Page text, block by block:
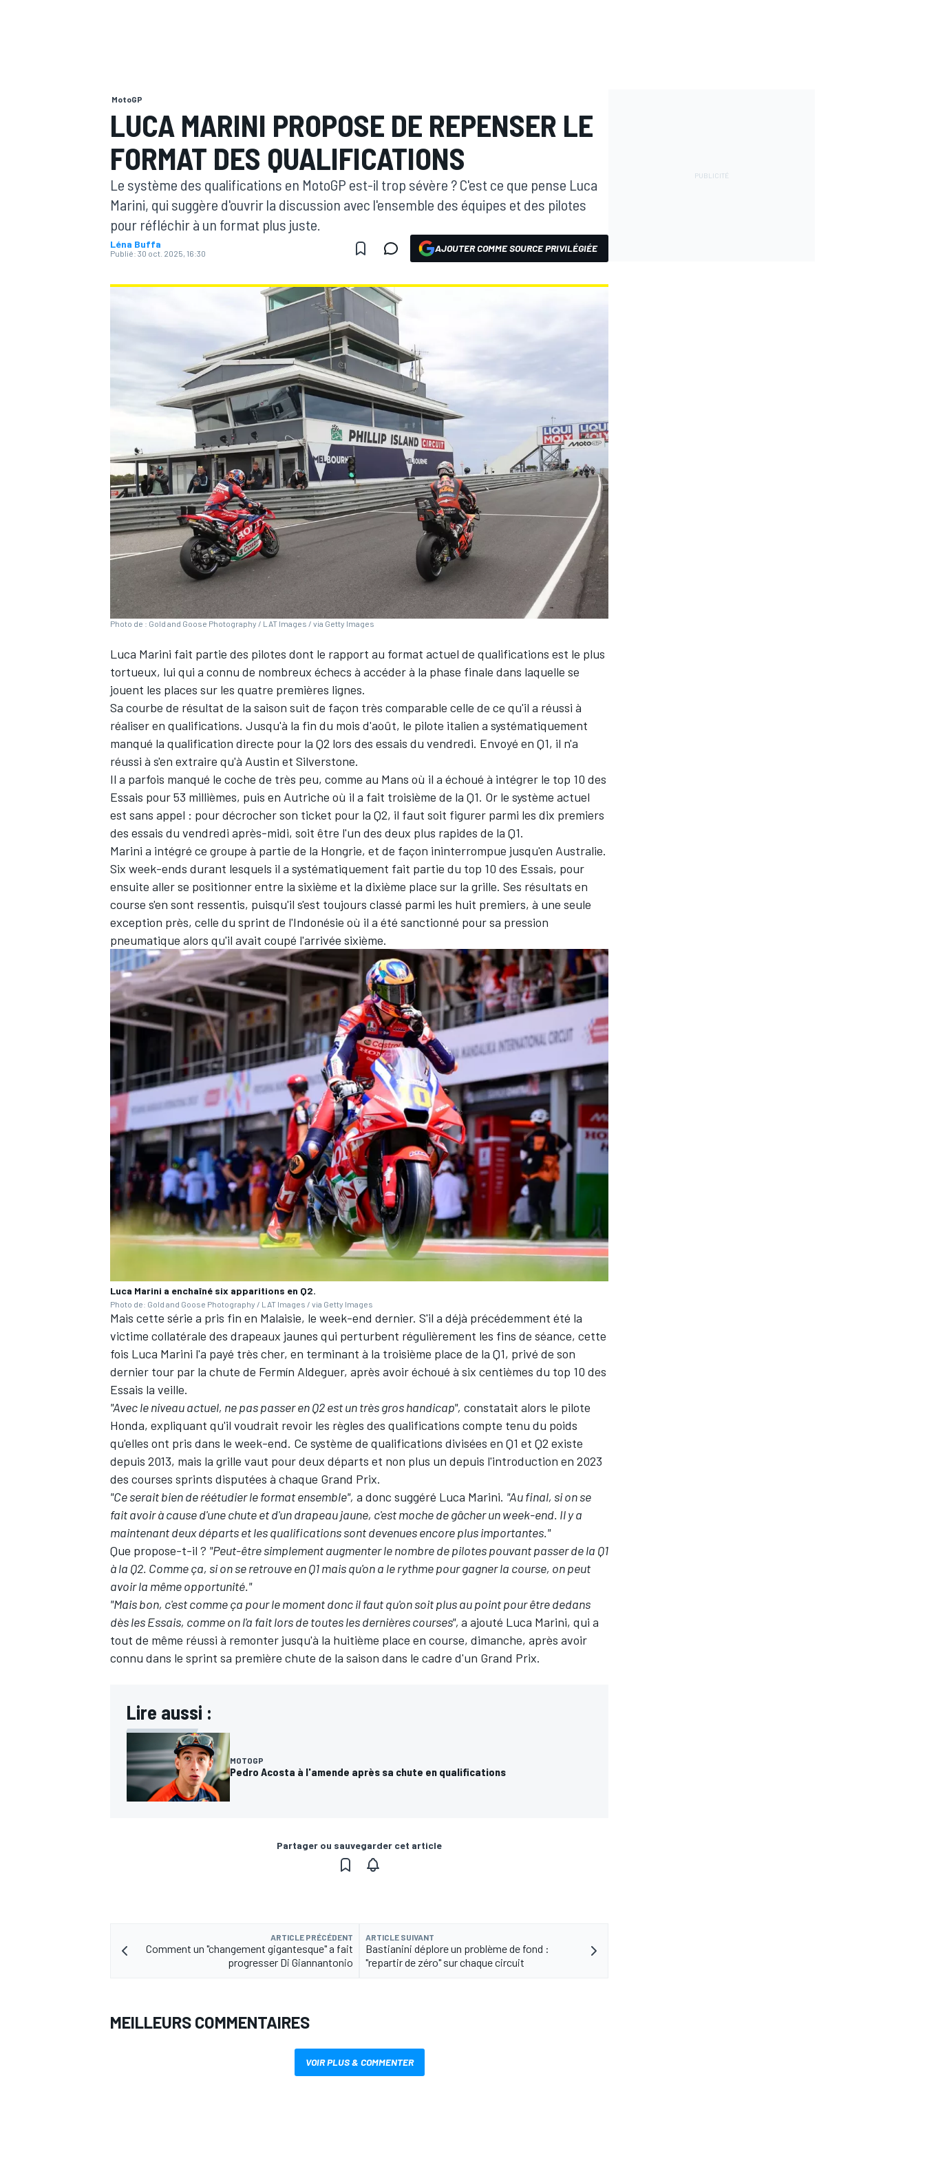
MOTOGP
WEC
AUTRES CHAMPIONNATS
MotoGP
LUCA MARINI PROPOSE DE REPENSER LE
FORMAT DES QUALIFICATIONS
Le système des qualifications en MotoGP est-il trop sévère ? C'est ce que pense Luca
Marini, qui suggère d'ouvrir la discussion avec l'ensemble des équipes et des pilotes
pour réfléchir à un format plus juste.
Léna Buffa
Publié: 30 oct. 2025, 16:30 AJOUTER COMME SOURCE PRIVILÉGIÉE
Photo de : Gold and Goose Photography / LAT Images / via Getty Images
Luca Marini fait partie des pilotes dont le rapport au format actuel de qualifications est le plus
tortueux, lui qui a connu de nombreux échecs à accéder à la phase finale dans laquelle se
jouent les places sur les quatre premières lignes.
Sa courbe de résultat de la saison suit de façon très comparable celle de ce qu'il a réussi à
réaliser en qualifications. Jusqu'à la fin du mois d'août, le pilote italien a systématiquement
manqué la qualification directe pour la Q2 lors des essais du vendredi. Envoyé en Q1, il n'a
réussi à s'en extraire qu'à Austin et Silverstone.
Il a parfois manqué le coche de très peu, comme au Mans où il a échoué à intégrer le top 10 des
Essais pour 53 millièmes, puis en Autriche où il a fait troisième de la Q1. Or le système actuel
est sans appel : pour décrocher son ticket pour la Q2, il faut soit figurer parmi les dix premiers
des essais du vendredi après-midi, soit être l'un des deux plus rapides de la Q1.
Marini a intégré ce groupe à partie de la Hongrie, et de façon ininterrompue jusqu'en Australie.
Six week-ends durant lesquels il a systématiquement fait partie du top 10 des Essais, pour
ensuite aller se positionner entre la sixième et la dixième place sur la grille. Ses résultats en
course s'en sont ressentis, puisqu'il s'est toujours classé parmi les huit premiers, à une seule
exception près, celle du sprint de l'Indonésie où il a été sanctionné pour sa pression
pneumatique alors qu'il avait coupé l'arrivée sixième.
Luca Marini a enchaîné six apparitions en Q2.
Photo de: Gold and Goose Photography / LAT Images / via Getty Images
Mais cette série a pris fin en Malaisie, le week-end dernier. S'il a déjà précédemment été la
victime collatérale des drapeaux jaunes qui perturbent régulièrement les fins de séance, cette
fois Luca Marini l'a payé très cher, en terminant à la troisième place de la Q1, privé de son
dernier tour par la chute de Fermín Aldeguer, après avoir échoué à six centièmes du top 10 des
Essais la veille.
"Avec le niveau actuel, ne pas passer en Q2 est un très gros handicap", constatait alors le pilote
Honda, expliquant qu'il voudrait revoir les règles des qualifications compte tenu du poids
qu'elles ont pris dans le week-end. Ce système de qualifications divisées en Q1 et Q2 existe
depuis 2013, mais la grille vaut pour deux départs et non plus un depuis l'introduction en 2023
des courses sprints disputées à chaque Grand Prix.
"Ce serait bien de réétudier le format ensemble", a donc suggéré Luca Marini. "Au final, si on se
fait avoir à cause d'une chute et d'un drapeau jaune, c'est moche de gâcher un week-end. Il y a
maintenant deux départs et les qualifications sont devenues encore plus importantes."
Que propose-t-il ? "Peut-être simplement augmenter le nombre de pilotes pouvant passer de la Q1
à la Q2. Comme ça, si on se retrouve en Q1 mais qu'on a le rythme pour gagner la course, on peut
avoir la même opportunité."
"Mais bon, c'est comme ça pour le moment donc il faut qu'on soit plus au point pour être dedans
dès les Essais, comme on l'a fait lors de toutes les dernières courses", a ajouté Luca Marini, qui a
tout de même réussi à remonter jusqu'à la huitième place en course, dimanche, après avoir
connu dans le sprint sa première chute de la saison dans le cadre d'un Grand Prix.
Lire aussi :
MOTOGP
Pedro Acosta à l'amende après sa chute en qualifications
Partager ou sauvegarder cet article
ARTICLE PRÉCÉDENT
Comment un "changement gigantesque" a fait
progresser Di Giannantonio
ARTICLE SUIVANT
Bastianini déplore un problème de fond :
"repartir de zéro" sur chaque circuit
MEILLEURS COMMENTAIRES
VOIR PLUS & COMMENTER